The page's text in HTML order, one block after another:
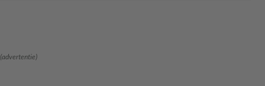
(advertentie)